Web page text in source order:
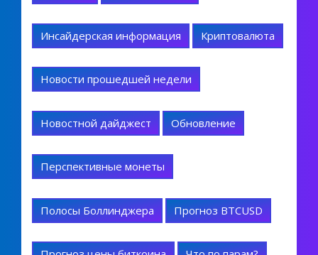
Инсайдерская информация Криптовалюта
Новости прошедшей недели
Новостной дайджест Обновление
Перспективные монеты
Полосы Боллинджера Прогноз BTCUSD